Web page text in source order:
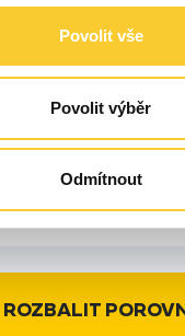
Povolit vše
Povolit výběr
Odmítnout
ROZBALIT